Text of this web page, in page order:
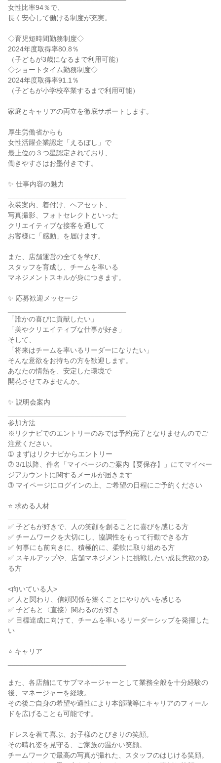
女性比率94％で、
長く安心して働ける制度が充実。
◇育児短時間勤務制度◇
2024年度取得率80.8％
（子どもが3歳になるまで利用可能）
◇ショートタイム勤務制度◇
2024年度取得率91.1％
（子どもが小学校卒業するまで利用可能）
家庭とキャリアの両立を徹底サポートします。
厚生労働省からも
女性活躍企業認定「えるぼし」で
最上位の３つ星認定されており、
働きやすさはお墨付きです。
✨ 仕事内容の魅力
衣装案内、着付け、ヘアセット、
写真撮影、フォトセレクトといった
クリエイティブな接客を通して
お客様に「感動」を届けます。
また、店舗運営の全てを学び、
スタッフを育成し、チームを率いる
マネジメントスキルが身につきます。
✨ 応募歓迎メッセージ
「誰かの喜びに貢献したい」
「美やクリエイティブな仕事が好き」
そして、
「将来はチームを率いるリーダーになりたい」
そんな意欲をお持ちの方を歓迎します。
あなたの情熱を、安定した環境で
開花させてみませんか。
✨ 説明会案内
参加方法
※リクナビでのエントリーのみでは予約完了となりませんのでご
注意ください。
➀ まずはリクナビからエントリー
➁ 3/1以降、件名「マイページのご案内【要保存】」にてマイぺー
ジアカウントに関するメールが届きます
➂ マイページにログインの上、ご希望の日程にご予約ください
⭐ 求める人材
✅ 子どもが好きで、人の笑顔を創ることに喜びを感じる方
✅ チームワークを大切にし、協調性をもって行動できる方
✅ 何事にも前向きに、積極的に、柔軟に取り組める方
✅ スキルアップや、店舗マネジメントに挑戦したい成長意欲のあ
る方
<向いている人>
✅ 人と関わり、信頼関係を築くことにやりがいを感じる
✅ 子どもと〈直接〉関わるのが好き
✅ 目標達成に向けて、チームを率いるリーダーシップを発揮した
い
⭐ キャリア
また、各店舗にてサブマネージャーとして業務全般を十分経験の
後、マネージャーを経験。
その後ご自身の希望や適性により本部職等にキャリアのフィール
ドを広げることも可能です。
ドレスを着て喜ぶ、お子様のとびきりの笑顔。
その晴れ姿を見守る、ご家族の温かい笑顔。
チームワークで最高の写真が撮れた、スタッフのはじける笑顔。